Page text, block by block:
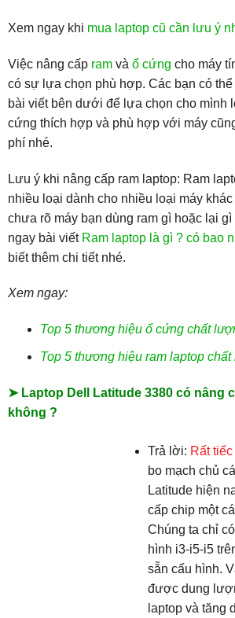
Xem ngay khi mua laptop cũ cần lưu ý
Việc nâng cấp ramvà ổ cứng cho máy
có sự lựa chọn phù hợp. Các bạn có
bài viết bên dưới để lựa chọn cho mình
cứng thích hợp và phù hợp với máy
phí nhé.
Lưu ý khi nâng cấp ram laptop: Ram
nhiều loại dành cho nhiều loại máy
chưa rõ máy bạn dùng ram gì hoặc lại gì
ngay bài viết Ram laptop là gì ? có bao
biết thêm chi tiết nhé.
Xem ngay:
Top 5 thương hiệu ổ cứng chất
Top 5 thương hiệu ram laptop
➤ Laptop Dell Latitude 3380 có nâng
không ?
Trả lời: Rất
bo mạch chủ
Latitude hiện
cấp chip một
Chúng ta chỉ
hình i3-i5-i5
sẵn cấu hình.
được dung
laptop và tăng